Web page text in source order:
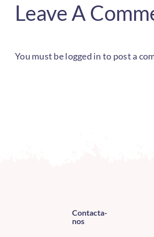
Leave A
You must belogged in to post a
Contacta-
nos